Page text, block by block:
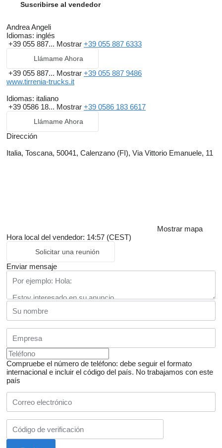
Suscribirse al vendedor
Andrea Angeli
Idiomas: inglés
+39 055 887... Mostrar +39 055 887 6333
Llámame Ahora
+39 055 887... Mostrar +39 055 887 9486
www.tirrenia-trucks.it
Idiomas: italiano
+39 0586 18... Mostrar +39 0586 183 6617
Llámame Ahora
Dirección
Italia, Toscana, 50041, Calenzano (FI), Via Vittorio Emanuele, 11
Mostrar mapa
Hora local del vendedor: 14:57 (CEST)
Solicitar una reunión
Enviar mensaje
Compruebe el número de teléfono: debe seguir el formato
internacional e incluir el código del país. No trabajamos con este
país